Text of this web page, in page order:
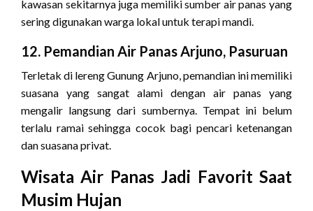
kawasan sekitarnya juga memiliki sumber air panas yang
sering digunakan warga lokal untuk terapi mandi.
12. Pemandian Air Panas Arjuno, Pasuruan
Terletak di lereng Gunung Arjuno, pemandian ini memiliki
suasana yang sangat alami dengan air panas yang
mengalir langsung dari sumbernya. Tempat ini belum
terlalu ramai sehingga cocok bagi pencari ketenangan
dan suasana privat.
Wisata Air Panas Jadi Favorit Saat
Musim Hujan